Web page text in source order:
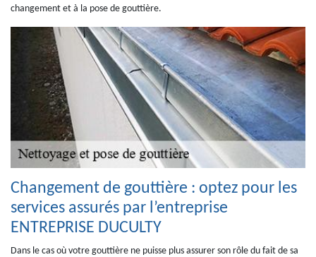
changement et à la pose de gouttière.
Changement de gouttière : optez pour les
services assurés par l’entreprise
ENTREPRISE DUCULTY
Dans le cas où votre gouttière ne puisse plus assurer son rôle du fait de sa